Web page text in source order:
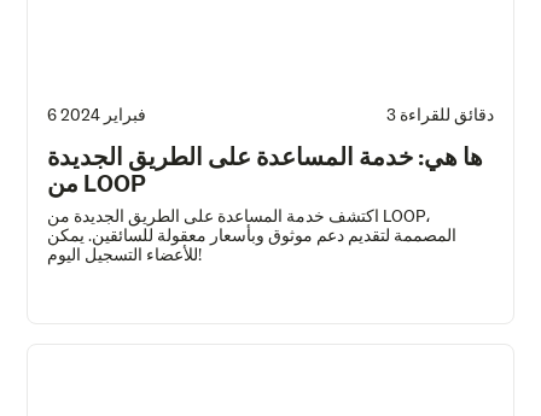
6 فبراير 2024 3 دقائق للقراءة
ها هي: خدمة المساعدة على الطريق الجديدة
من LOOP
اكتشف خدمة المساعدة على الطريق الجديدة من LOOP،
المصممة لتقديم دعم موثوق وبأسعار معقولة للسائقين. يمكن
للأعضاء التسجيل اليوم!